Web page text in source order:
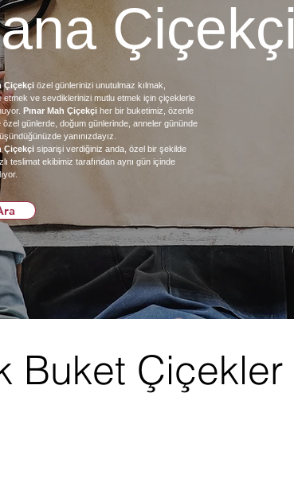
Çiçekçi
Çiçekçiözel günlerinizi unutulmaz kılmak,
etmek ve sevdiklerinizi mutlu etmek için çiçeklerle
Pınar Mah Çiçekçiher bir buketimiz, özenle
günlerde, doğum günlerinde, anneler gününde
yanınızdayız.
Çiçekçisiparişi verdiğiniz anda, özel bir şekilde
teslimat ekibimiz tarafından aynı gün içinde
Buket Çiçekler